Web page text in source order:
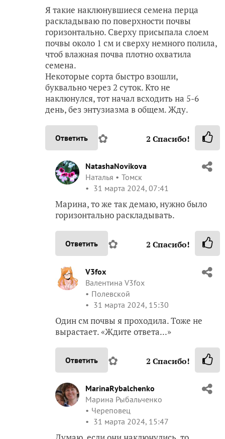
Я такие наклюнувшиеся семена перца
раскладываю по поверхности почвы
горизонтально. Сверху присыпала слоем
почвы около 1 см и сверху немного полила,
чтоб влажная почва плотно охватила
семена.
Некоторые сорта быстро взошли,
буквально через 2 суток. Кто не
наклюнулся, тот начал всходить на 5-6
день, без энтузиазма в общем. Жду.
Ответить ✿ 2 Спасибо!
NatashaNovikova
Наталья
Томск
31 марта 2024, 07:41
Марина, то же так демаю, нужно было
горизонтально раскладывать.
Ответить ✿ 2 Спасибо!
V3fox
Валентина V3fox
Полевской
31 марта 2024, 15:30
Один см почвы я проходила. Тоже не
вырастает. «Ждите ответа...»
Ответить ✿ 2 Спасибо!
MarinaRybalchenko
Марина Рыбальченко
Череповец
31 марта 2024, 15:47